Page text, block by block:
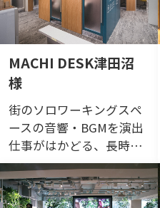
MACHI DESK津田沼
様
街のソロワーキングスペ
ースの音響・BGMを演出
仕事がはかどる、長時間
の利用でも居心地の良い
空間に